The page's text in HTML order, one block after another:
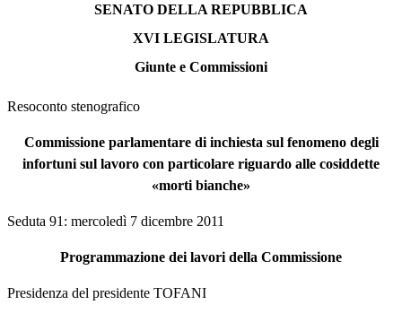
SENATO DELLA REPUBBLICA
XVI LEGISLATURA
Giunte e Commissioni
Resoconto stenografico
Commissione parlamentare di inchiesta sul fenomeno degli
infortuni sul lavoro con particolare riguardo alle cosiddette
«morti bianche»
Seduta 91: mercoledì 7 dicembre 2011
Programmazione dei lavori della Commissione
Presidenza del presidente TOFANI